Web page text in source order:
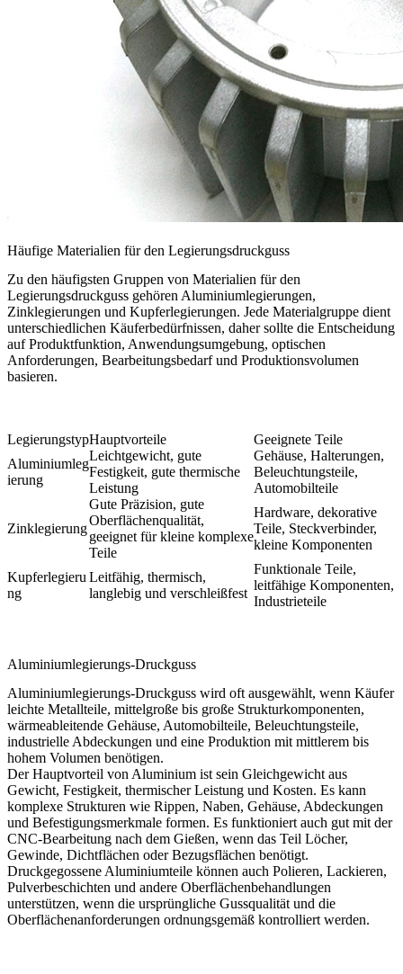
Häufige Materialien für den Legierungsdruckguss
Zu den häufigsten Gruppen von Materialien für den
Legierungsdruckguss gehören Aluminiumlegierungen,
Zinklegierungen und Kupferlegierungen. Jede Materialgruppe dient
unterschiedlichen Käuferbedürfnissen, daher sollte die Entscheidung
auf Produktfunktion, Anwendungsumgebung, optischen
Anforderungen, Bearbeitungsbedarf und Produktionsvolumen
basieren.
LegierungstypHauptvorteile
Geeignete Teile
Aluminiumleg
ierung
Leichtgewicht, gute
Festigkeit, gute thermische
Leistung
Gehäuse, Halterungen,
Beleuchtungsteile,
Automobilteile
Zinklegierung
Gute Präzision, gute
Oberflächenqualität,
geeignet für kleine komplexe
Teile
Hardware, dekorative
Teile, Steckverbinder,
kleine Komponenten
Kupferlegieru
ng
Leitfähig, thermisch,
langlebig und verschleißfest
Funktionale Teile,
leitfähige Komponenten,
Industrieteile
Aluminiumlegierungs-Druckguss
Aluminiumlegierungs-Druckguss wird oft ausgewählt, wenn Käufer
leichte Metallteile, mittelgroße bis große Strukturkomponenten,
wärmeableitende Gehäuse, Automobilteile, Beleuchtungsteile,
industrielle Abdeckungen und eine Produktion mit mittlerem bis
hohem Volumen benötigen.
Der Hauptvorteil von Aluminium ist sein Gleichgewicht aus
Gewicht, Festigkeit, thermischer Leistung und Kosten. Es kann
komplexe Strukturen wie Rippen, Naben, Gehäuse, Abdeckungen
und Befestigungsmerkmale formen. Es funktioniert auch gut mit der
CNC-Bearbeitung nach dem Gießen, wenn das Teil Löcher,
Gewinde, Dichtflächen oder Bezugsflächen benötigt.
Druckgegossene Aluminiumteile können auch Polieren, Lackieren,
Pulverbeschichten und andere Oberflächenbehandlungen
unterstützen, wenn die ursprüngliche Gussqualität und die
Oberflächenanforderungen ordnungsgemäß kontrolliert werden.